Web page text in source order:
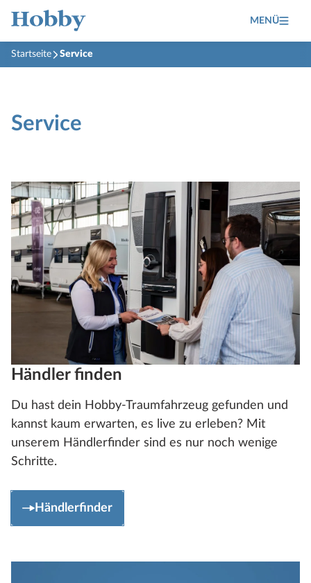
MENÜ
Startseite Service
Service
Händler finden
Du hast dein Hobby-Traumfahrzeug gefunden und
kannst kaum erwarten, es live zu erleben? Mit
unserem Händlerfinder sind es nur noch wenige
Schritte.
Händlerfinder